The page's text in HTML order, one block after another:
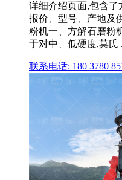
详细介绍页面,包含了
报价、型号、产地及
粉机一、方解石磨粉
于对中、低硬度,莫氏
联系电话: 180 3780